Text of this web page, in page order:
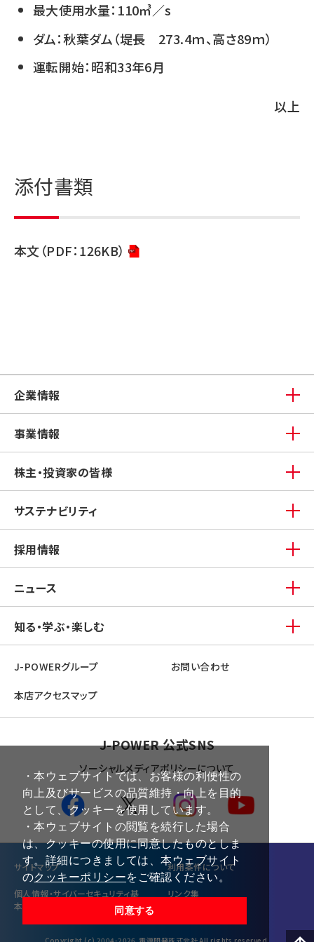
・本ウェブサイトでは、お客様の利便性の
向上及びサービスの品質維持・向上を目的
として、クッキーを使用しています。
・本ウェブサイトの閲覧を続行した場合
は、クッキーの使用に同意したものとしま
す。詳細につきましては、本ウェブサイト
のクッキーポリシーをご確認ください。
同意する
最大使用水量：110㎥／s
ダム：秋葉ダム（堤長 273.4ｍ、高さ89ｍ）
運転開始：昭和33年6月
以上
添付書類
本文（PDF：126KB）
企業情報
事業情報
株主・投資家の皆様
サステナビリティ
採用情報
ニュース
知る・学ぶ・楽しむ
J-POWERグループ お問い合わせ
本店アクセスマップ
J-POWER 公式SNS
ソーシャルメディアポリシーについて
サイトマップ 利⽤条件について
個⼈情報・サイバーセキュリティ基
本方針
リンク集